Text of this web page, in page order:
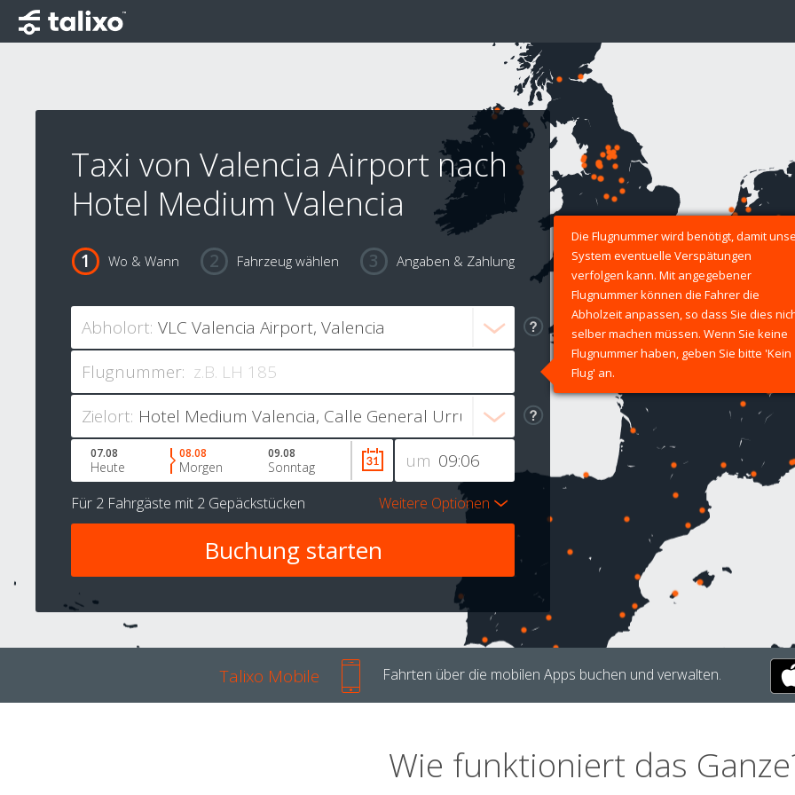
Taxi von Valencia Airport nach
Hotel Medium Valencia
Wo & Wann Fahrzeug wählen Angaben & Zahlung
Abholort:
Flugnummer:
Die Flugnummer wird benötigt, damit
System eventuelle Verspätungen
verfolgen kann. Mit angegebener
Flugnummer können die Fahrer die
Abholzeit anpassen, so dass Sie dies
selber machen müssen. Wenn Sie keine
Flugnummer haben, geben Sie bitte 'Kein
Flug' an.
Zielort:
um
07.08
Heute
08.08
Morgen
09.08
Sonntag
Für 2 Fahrgäste mit 2 Gepäckstücken Weitere Optionen
Talixo Mobile Fahrten über die mobilen Apps buchen und verwalten.
Wie funktioniert das